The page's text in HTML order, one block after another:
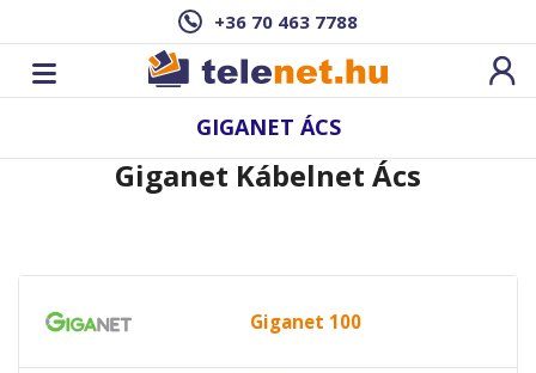
+36 70 463 7788
GIGANET ÁCS
Giganet Kábelnet Ács
Giganet 100